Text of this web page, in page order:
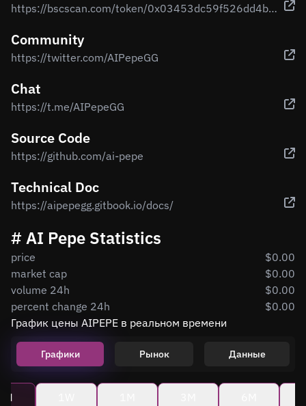
https://bscscan.com/token/0x03453dc59f526dd4bffa65940e73e10e0c295c20
Community
https://twitter.com/AIPepeGG
Chat
https://t.me/AIPepeGG
Source Code
https://github.com/ai-pepe
Technical Doc
https://aipepegg.gitbook.io/docs/
# AI Pepe Statistics
price
$0.00
market cap
$0.00
volume 24h
$0.00
percent change 24h
$0.00
График цены AIPEPE в реальном времени
Графики Рынок Данные